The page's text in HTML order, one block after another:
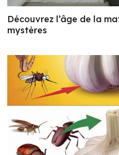
Découvrez l’âge de la
mystères